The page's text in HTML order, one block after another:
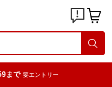
まで 要エントリー